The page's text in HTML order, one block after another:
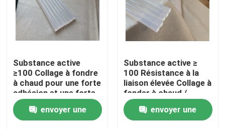
Vidéos
A propos de nous
Visite d'usine
Contrôle de la qualité
Substance active
≥100 Collage à fondre
à chaud pour une forte
adhésion et une forte
adhérence
envoyer une
Substance active ≥
100 Résistance à la
liaison élevée Collage à
fonder à chaud /
Collage à fonder à
chaud pour
l'étanchéité
envoyer une